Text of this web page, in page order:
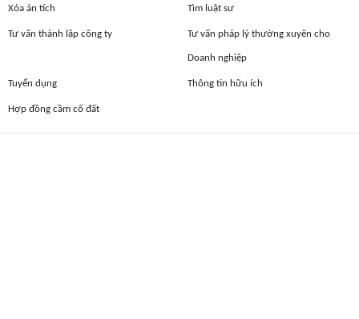
Xóa án tích Tìm luật sư
Tư vấn thành lập công ty Tư vấn pháp lý thường xuyên cho
Doanh nghiệp
Tuyển dụng Thông tin hữu ích
Hợp đồng cầm cố đất